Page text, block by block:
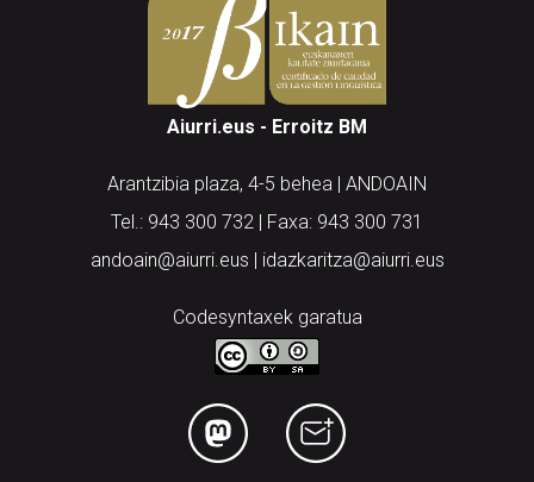
Aiurri.eus - Erroitz BM
Arantzibia plaza, 4-5 behea | ANDOAIN
Tel.: 943 300 732 | Faxa: 943 300 731
andoain@aiurri.eus | idazkaritza@aiurri.eus
Codesyntaxek garatua